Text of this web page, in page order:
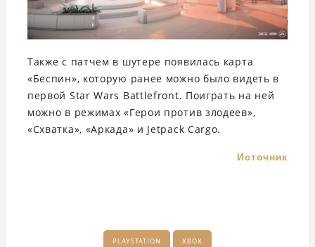
Также с патчем в шутере появилась карта
«Беспин», которую ранее можно было видеть в
первой Star Wars Battlefront. Поиграть на ней
можно в режимах «Герои против злодеев»,
«Схватка», «Аркада» и Jetpack Cargo.
Источник
PLAYSTATION XBOX